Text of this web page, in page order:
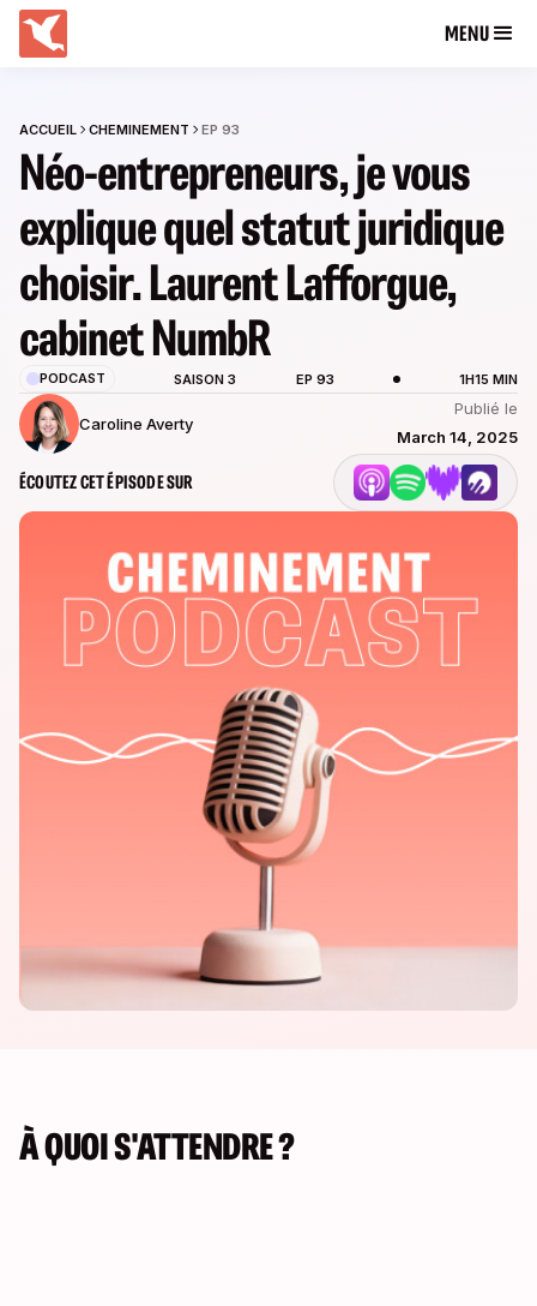
MENU
ACCUEIL CHEMINEMENT EP 93
Néo-entrepreneurs, je vous
explique quel statut juridique
choisir. Laurent Lafforgue,
cabinet NumbR
PODCAST SAISON 3 EP 93 1H15 MIN
Caroline Averty
Publié le
March 14, 2025
ÉCOUTEZ CET ÉPISODE SUR
À QUOI S'ATTENDRE ?